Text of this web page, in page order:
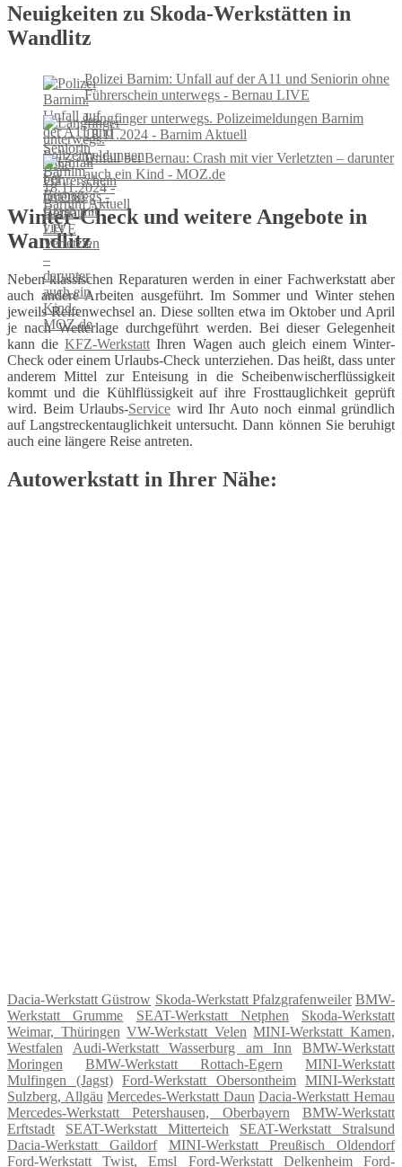
Neuigkeiten zu Skoda-Werkstätten in
Wandlitz
Polizei Barnim: Unfall auf der A11 und Seniorin ohne
Führerschein unterwegs - Bernau LIVE
Langfinger unterwegs. Polizeimeldungen Barnim
18.11.2024 - Barnim Aktuell
Unfall bei Bernau: Crash mit vier Verletzten – darunter
auch ein Kind - MOZ.de
Winter-Check und weitere Angebote in
Wandlitz
Neben klassischen Reparaturen werden in einer Fachwerkstatt aber
auch andere Arbeiten ausgeführt. Im Sommer und Winter stehen
jeweils Reifenwechsel an. Diese sollten etwa im Oktober und April
je nach Wetterlage durchgeführt werden. Bei dieser Gelegenheit
kann dieKFZ-Werkstatt Ihren Wagen auch gleich einem Winter-
Check oder einem Urlaubs-Check unterziehen. Das heißt, dass unter
anderem Mittel zur Enteisung in die Scheibenwischerflüssigkeit
kommt und die Kühlflüssigkeit auf ihre Frosttauglichkeit geprüft
wird. Beim Urlaubs-Service wird Ihr Auto noch einmal gründlich
auf Langstreckentauglichkeit untersucht. Dann können Sie beruhigt
auch eine längere Reise antreten.
Autowerkstatt in Ihrer Nähe:
Dacia-Werkstatt Güstrow Skoda-Werkstatt Pfalzgrafenweiler BMW-
Werkstatt Grumme
SEAT-Werkstatt Netphen
Skoda-Werkstatt
Weimar, Thüringen VW-Werkstatt Velen MINI-Werkstatt Kamen,
Westfalen
Audi-Werkstatt Wasserburg am Inn
BMW-Werkstatt
Moringen
BMW-Werkstatt Rottach-Egern
MINI-Werkstatt
Mulfingen (Jagst)
Ford-Werkstatt Obersontheim
MINI-Werkstatt
Sulzberg, Allgäu Mercedes-Werkstatt Daun Dacia-Werkstatt Hemau
Mercedes-Werkstatt Petershausen, Oberbayern
BMW-Werkstatt
Erftstadt
SEAT-Werkstatt Mitterteich
SEAT-Werkstatt Stralsund
Dacia-Werkstatt Gaildorf
MINI-Werkstatt Preußisch Oldendorf
Ford-Werkstatt Twist, Emsl
Ford-Werkstatt Delkenheim
Ford-